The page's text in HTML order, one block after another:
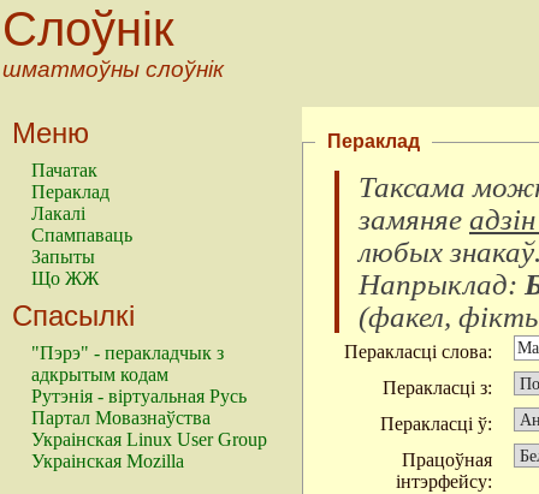
Слоўнік
шматмоўны слоўнік
Меню
Пачатак
Пераклад
Лакалі
Спампаваць
Запыты
Що ЖЖ
Спасылкі
"Пэрэ" - перакладчык з
адкрытым кодам
Рутэнія - віртуальная Русь
Партал Мовазнаўства
Украінская Linux User Group
Украінская Mozilla
Пераклад
Таксама
замяняе
любых знакаў
Напрыклад:
(факел,
Перакласці слова:
Перакласці з:
Перакласці ў:
Працоўная
інтэрфейсу: